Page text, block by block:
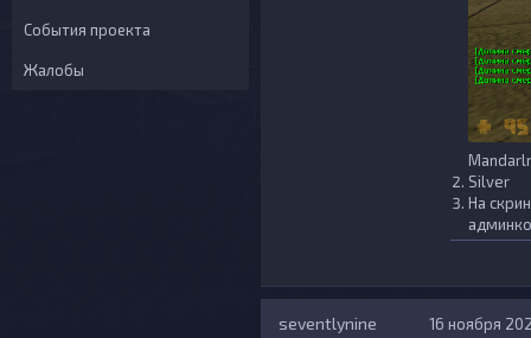
События проекта
Жалобы
Silver
На
seventlynine 16 ноября